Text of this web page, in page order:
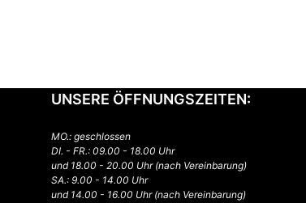
UNSERE ÖFFNUNGSZEITEN:
MO.: geschlossen
DI. - FR.: 09.00 - 18.00 Uhr
und 18.00 - 20.00 Uhr (nach Vereinbarung)
SA.: 9.00 - 14.00 Uhr
und 14.00 - 16.00 Uhr (nach Vereinbarung)